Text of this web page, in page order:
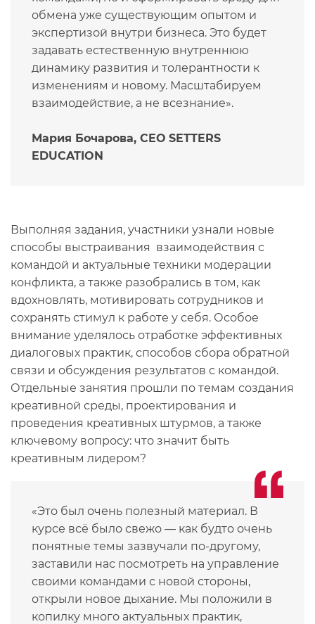
обмена уже существующим опытом и
экспертизой внутри бизнеса. Это будет
задавать естественную внутреннюю
динамику развития и толерантности к
изменениям и новому. Масштабируем
взаимодействие, а не всезнание».
Мария Бочарова, CEO SETTERS
EDUCATION
Выполняя задания, участники узнали новые
способы выстраивания взаимодействия с
командой и актуальные техники модерации
конфликта, а также разобрались в том, как
вдохновлять, мотивировать сотрудников и
сохранять стимул к работе у себя. Особое
внимание уделялось отработке эффективных
диалоговых практик, способов сбора обратной
связи и обсуждения результатов с командой.
Отдельные занятия прошли по темам создания
креативной среды, проектирования и
проведения креативных штурмов, а также
ключевому вопросу: что значит быть
креативным лидером?
«Это был очень полезный материал. В
курсе всё было свежо — как будто очень
понятные темы зазвучали по-другому,
заставили нас посмотреть на управление
своими командами с новой стороны,
открыли новое дыхание. Мы положили в
копилку много актуальных практик,